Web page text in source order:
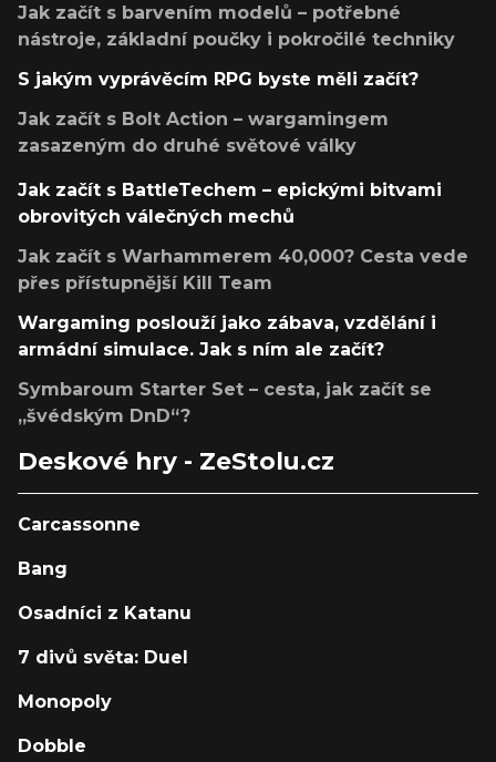
Jak začít s barvením modelů – potřebné
nástroje, základní poučky i pokročilé techniky
S jakým vyprávěcím RPG byste měli začít?
Jak začít s Bolt Action – wargamingem
zasazeným do druhé světové války
Jak začít s BattleTechem – epickými bitvami
obrovitých válečných mechů
Jak začít s Warhammerem 40,000? Cesta vede
přes přístupnější Kill Team
Wargaming poslouží jako zábava, vzdělání i
armádní simulace. Jak s ním ale začít?
Symbaroum Starter Set – cesta, jak začít se
„švédským DnD“?
Deskové hry - ZeStolu.cz
Carcassonne
Bang
Osadníci z Katanu
7 divů světa: Duel
Monopoly
Dobble